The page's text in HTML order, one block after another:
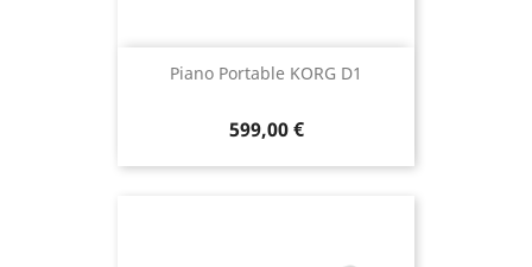
Piano Portable KORG D1
599,00 €